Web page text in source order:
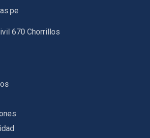
670 Chorrillos